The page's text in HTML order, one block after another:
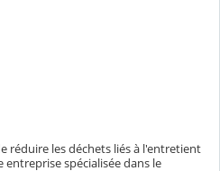
réduire les déchets liés à l'entretient
spécialisée dans le